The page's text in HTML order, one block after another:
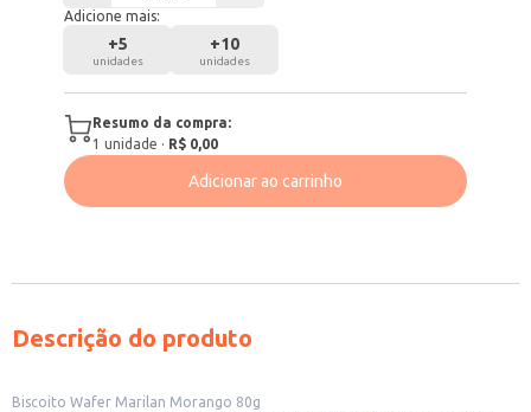
Adicione mais:
+5
unidades
+10
unidades
Resumo da compra:
1 unidade · R$ 0,00
Adicionar ao carrinho
Descrição do produto
Biscoito Wafer Marilan Morango 80g